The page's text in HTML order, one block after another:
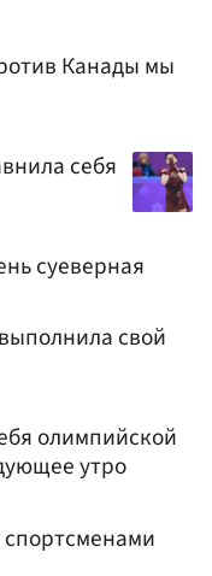
Канады мы
себя
суеверная
свой
олимпийской
утро